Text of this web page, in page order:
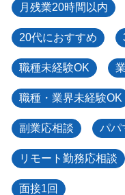
月残業20時間以内
20代におすすめ
職種未経験OK
職種・業界未経験OK
副業応相談 パパ
リモート勤務応相談
面接1回